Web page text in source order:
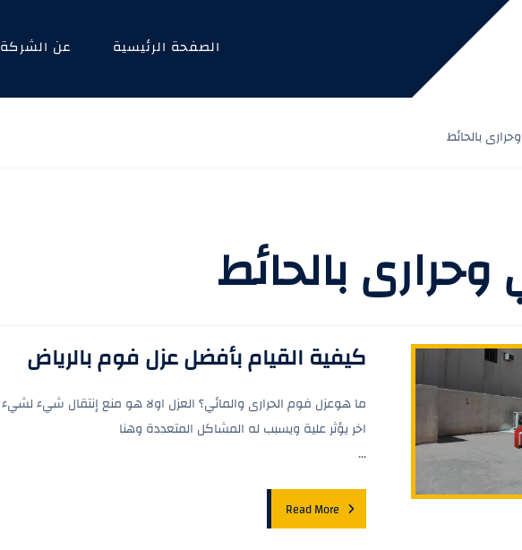
الصفحة الرئيسية عن الشركة
بالحائط
بالحائط
كيفية القيام بأفضل عزل فوم بالرياض
ما هوعزل فوم الحرارى والمائي؟ العزل اولا هو منع إنتقال شيء لشيء
اخر يؤثر علية ويسبب له المشاكل المتعددة وهنا
...
Read More